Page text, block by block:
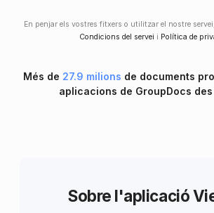
En penjar els vostres fitxers o utilitzar el nostre
Condicions del servei i Política de
Més de 27.9 milions de documents
aplicacions de GroupDocs des
Sobre l'aplicació